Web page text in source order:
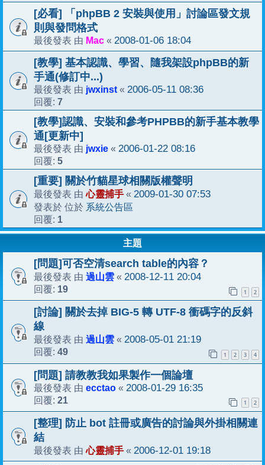
[必看] 「phpBB 2 安裝與使用」討論區發文規
則與發問格式
最後發表 由 Mac « 2008-01-06 18:04
[教學] 基本認識、學習、隨我架設phpBB的新
手通(修訂中...)
最後發表 由 jwxinst « 2006-05-11 08:36
回覆: 7
[教學]認識、安裝和參考PHPBB的新手基本教學
通[更新中]
最後發表 由 jwxie « 2006-01-22 08:16
回覆: 5
[重要] 關於竹貓星球相關版權聲明
最後發表 由心靈捕手 « 2009-01-30 07:53
發表於 位於 系統公告區
回覆: 1
主題
[問題]可否空清search table的內容？
最後發表 由 過山雲 « 2008-12-11 20:04
回覆: 19 1 2
[討論] 關於去掉 BIG-5 轉 UTF-8 衝碼字的反斜
線
最後發表 由 過山雲 « 2008-05-01 21:19
回覆: 49 1 2 3 4
[問題] 請教教我如果製作一個論壇
最後發表 由 ecctao « 2008-01-29 16:35
回覆: 21 1 2
[整理] 防止 bot 註冊或廣告的討論與外掛相關連
結
最後發表 由心靈捕手 « 2006-12-01 19:18